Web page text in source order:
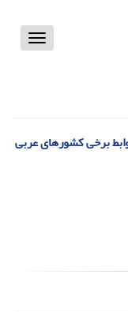
Toggle
برخی کشورهای عربی